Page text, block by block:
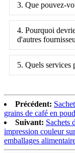
3. Que pouvez-
4. Pourquoi
d'autres
5. Quels services
Précédent:
grains de café en
Suivant: Sachets
impression couleur
emballages